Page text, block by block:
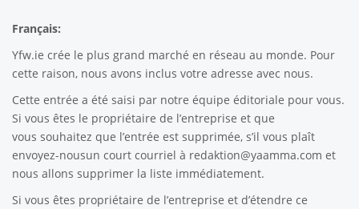
Français:
Yfw.ie crée le plus grand marché en réseau au monde. Pour
cette raison, nous avons inclus votre adresse avec nous.
Cette entrée a été saisi par notre équipe éditoriale pour vous.
Si vous êtes le propriétaire de l’entreprise et que
vous souhaitez que l’entrée est supprimée, s’il vous plaît
envoyez-nousun court courriel à redaktion@yaamma.com et
nous allons supprimer la liste immédiatement.
Si vous êtes propriétaire de l’entreprise et d’étendre ce